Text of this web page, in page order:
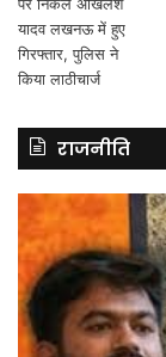
राजनीति